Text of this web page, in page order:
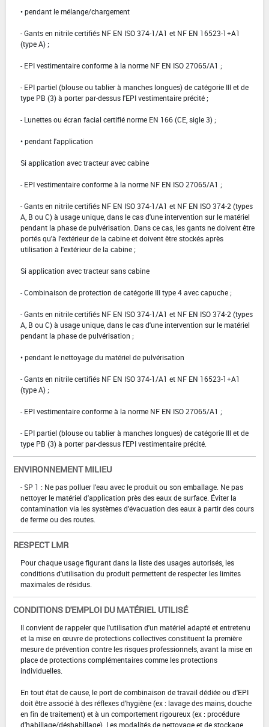
• pendant le mélange/chargement
- Gants en nitrile certifiés NF EN ISO 374-1/A1 et NF EN 16523-1+A1
(type A) ;
- EPI vestimentaire conforme à la norme NF EN ISO 27065/A1 ;
- EPI partiel (blouse ou tablier à manches longues) de catégorie III et de
type PB (3) à porter par-dessus l'EPI vestimentaire précité ;
- Lunettes ou écran facial certifié norme EN 166 (CE, sigle 3) ;
• pendant l'application
Si application avec tracteur avec cabine
- EPI vestimentaire conforme à la norme NF EN ISO 27065/A1 ;
- Gants en nitrile certifiés NF EN ISO 374-1/A1 et NF EN ISO 374-2 (types
A, B ou C) à usage unique, dans le cas d'une intervention sur le matériel
pendant la phase de pulvérisation. Dans ce cas, les gants ne doivent être
portés qu'à l'extérieur de la cabine et doivent être stockés après
utilisation à l'extérieur de la cabine ;
Si application avec tracteur sans cabine
- Combinaison de protection de catégorie III type 4 avec capuche ;
- Gants en nitrile certifiés NF EN ISO 374-1/A1 et NF EN ISO 374-2 (types
A, B ou C) à usage unique, dans le cas d'une intervention sur le matériel
pendant la phase de pulvérisation ;
• pendant le nettoyage du matériel de pulvérisation
- Gants en nitrile certifiés NF EN ISO 374-1/A1 et NF EN 16523-1+A1
(type A) ;
- EPI vestimentaire conforme à la norme NF EN ISO 27065/A1 ;
- EPI partiel (blouse ou tablier à manches longues) de catégorie III et de
type PB (3) à porter par-dessus l'EPI vestimentaire précité.
ENVIRONNEMENT MILIEU
- SP 1 : Ne pas polluer l'eau avec le produit ou son emballage. Ne pas
nettoyer le matériel d'application près des eaux de surface. Éviter la
contamination via les systèmes d'évacuation des eaux à partir des cours
de ferme ou des routes.
RESPECT LMR
Pour chaque usage figurant dans la liste des usages autorisés, les
conditions d'utilisation du produit permettent de respecter les limites
maximales de résidus.
CONDITIONS D'EMPLOI DU MATÉRIEL UTILISÉ
Il convient de rappeler que l'utilisation d'un matériel adapté et entretenu
et la mise en œuvre de protections collectives constituent la première
mesure de prévention contre les risques professionnels, avant la mise en
place de protections complémentaires comme les protections
individuelles.
En tout état de cause, le port de combinaison de travail dédiée ou d'EPI
doit être associé à des réflexes d'hygiène (ex : lavage des mains, douche
en fin de traitement) et à un comportement rigoureux (ex : procédure
d'habillage/déshabillage). Les modalités de nettoyage et de stockage